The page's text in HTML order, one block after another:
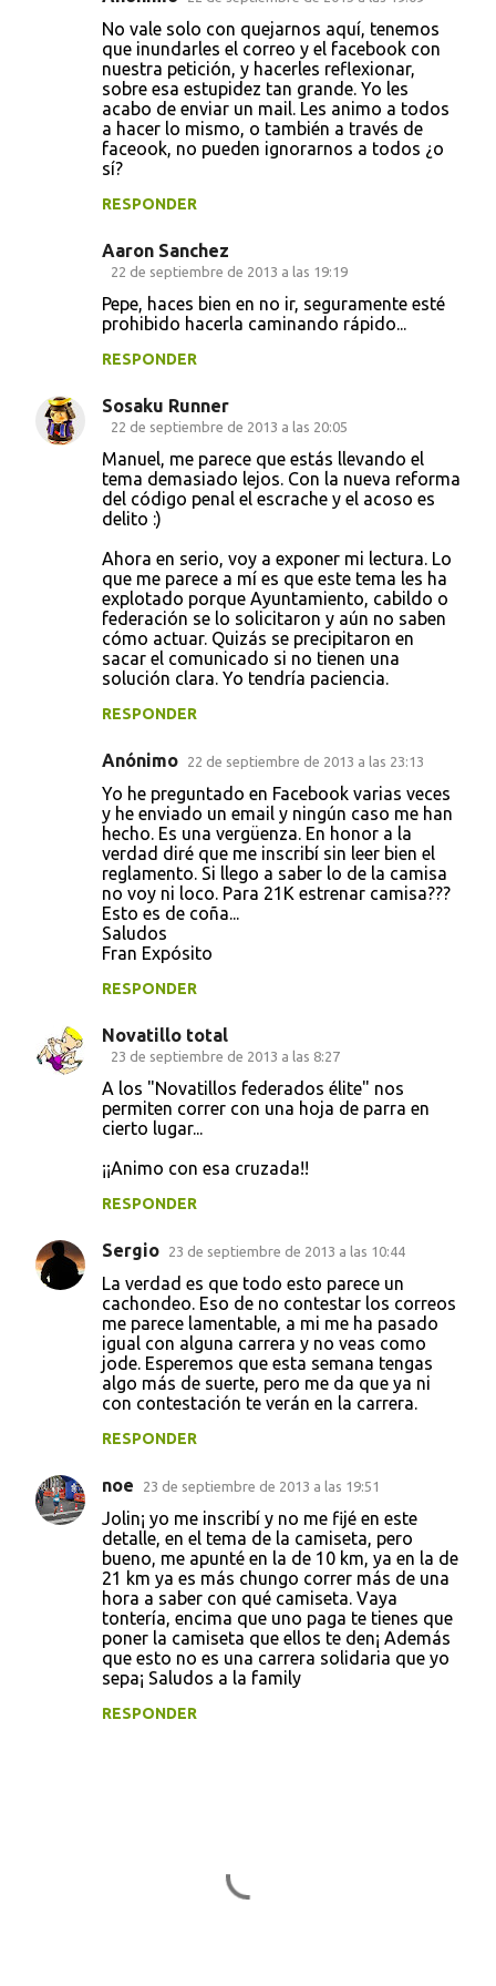
No vale solo con quejarnos aquí, tenemos
que inundarles el correo y el facebook con
nuestra petición, y hacerles reflexionar,
sobre esa estupidez tan grande. Yo les
acabo de enviar un mail. Les animo a todos
a hacer lo mismo, o también a través de
faceook, no pueden ignorarnos a todos ¿o
sí?
RESPONDER
Aaron Sanchez
22 de septiembre de 2013 a las 19:19
Pepe, haces bien en no ir, seguramente esté
prohibido hacerla caminando rápido...
RESPONDER
Sosaku Runner
22 de septiembre de 2013 a las 20:05
Manuel, me parece que estás llevando el
tema demasiado lejos. Con la nueva reforma
del código penal el escrache y el acoso es
delito :)
Ahora en serio, voy a exponer mi lectura. Lo
que me parece a mí es que este tema les ha
explotado porque Ayuntamiento, cabildo o
federación se lo solicitaron y aún no saben
cómo actuar. Quizás se precipitaron en
sacar el comunicado si no tienen una
solución clara. Yo tendría paciencia.
RESPONDER
Anónimo 22 de septiembre de 2013 a las 23:13
Yo he preguntado en Facebook varias veces
y he enviado un email y ningún caso me han
hecho. Es una vergüenza. En honor a la
verdad diré que me inscribí sin leer bien el
reglamento. Si llego a saber lo de la camisa
no voy ni loco. Para 21K estrenar camisa???
Esto es de coña...
Saludos
Fran Expósito
RESPONDER
Novatillo total
23 de septiembre de 2013 a las 8:27
A los "Novatillos federados élite" nos
permiten correr con una hoja de parra en
cierto lugar...
¡¡Animo con esa cruzada!!
RESPONDER
Sergio 23 de septiembre de 2013 a las 10:44
La verdad es que todo esto parece un
cachondeo. Eso de no contestar los correos
me parece lamentable, a mi me ha pasado
igual con alguna carrera y no veas como
jode. Esperemos que esta semana tengas
algo más de suerte, pero me da que ya ni
con contestación te verán en la carrera.
RESPONDER
noe 23 de septiembre de 2013 a las 19:51
Jolin¡ yo me inscribí y no me fijé en este
detalle, en el tema de la camiseta, pero
bueno, me apunté en la de 10 km, ya en la de
21 km ya es más chungo correr más de una
hora a saber con qué camiseta. Vaya
tontería, encima que uno paga te tienes que
poner la camiseta que ellos te den¡ Además
que esto no es una carrera solidaria que yo
sepa¡ Saludos a la family
RESPONDER